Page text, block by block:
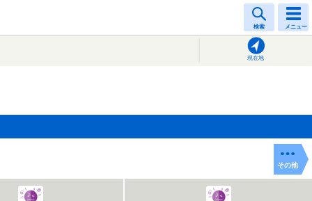
検索 メニュー
現在地
その他